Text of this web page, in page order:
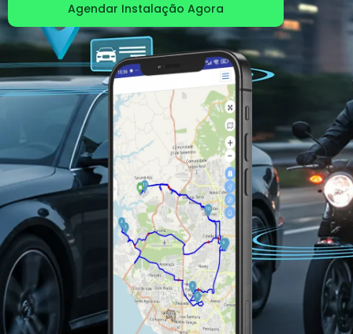
Agendar Instalação Agora